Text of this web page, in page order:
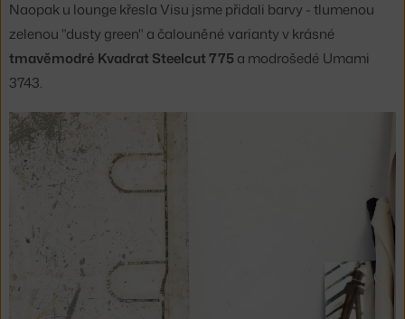
Naopak u lounge křesla Visu jsme přidali barvy - tlumenou
zelenou "dusty green" a čalouněné varianty v krásné
tmavěmodré Kvadrat Steelcut 775a modrošedé Umami
3743.